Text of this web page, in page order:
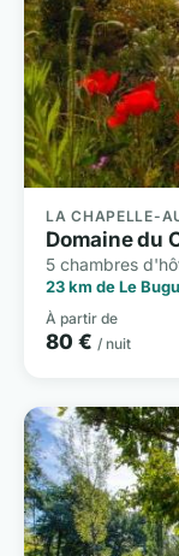
LA CHAPELLE-
Domaine du
5 chambres
23 km de Le
À partir de
80 € / nuit